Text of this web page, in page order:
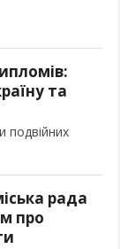
та
подвійних
рада
про